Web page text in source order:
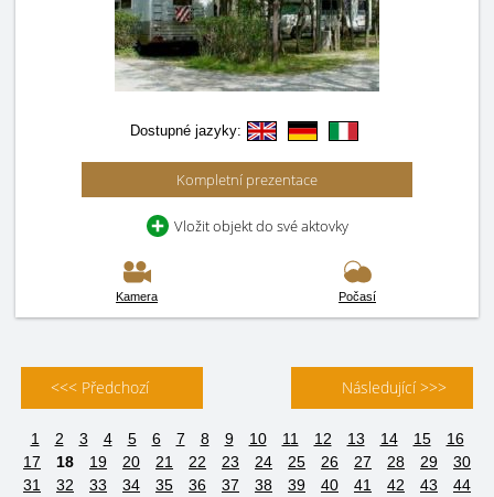
Dostupné jazyky:
Kompletní prezentace
Vložit objekt do své aktovky
Kamera Počasí
<<< Předchozí Následující >>>
1 2 3 4 5 6 7 8 9 10 11 12 13 14 15
16
17
18 19 20 21 22 23 24 25 26 27 28 29
30
31
32 33 34 35 36 37 38 39 40 41 42 43
44